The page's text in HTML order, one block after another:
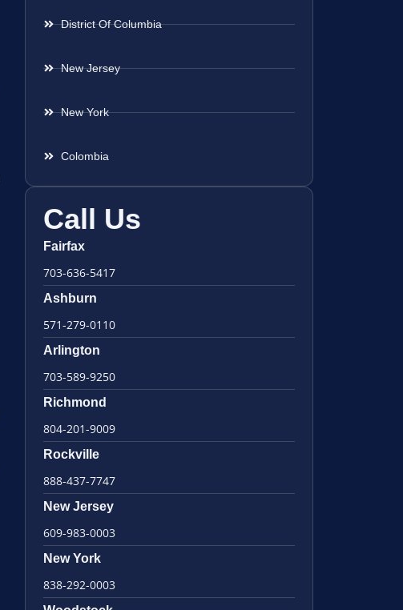
District Of Columbia
New Jersey
New York
Colombia
Call Us
Fairfax
703-636-5417
Ashburn
571-279-0110
Arlington
703-589-9250
Richmond
804-201-9009
Rockville
888-437-7747
New Jersey
609-983-0003
New York
838-292-0003